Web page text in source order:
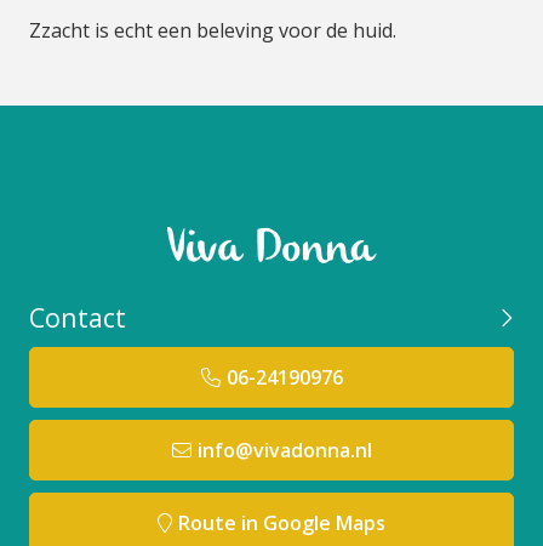
Zzacht is echt een beleving voor de huid.
Contact
06-24190976
info@vivadonna.nl
Route in Google Maps